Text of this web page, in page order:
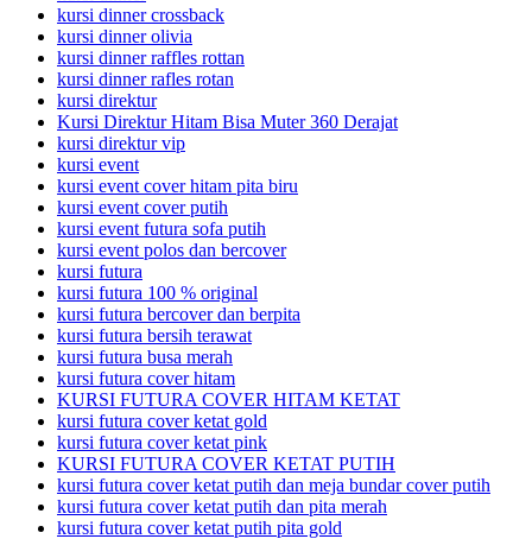
kursi dinner crossback
kursi dinner olivia
kursi dinner raffles rottan
kursi dinner rafles rotan
kursi direktur
Kursi Direktur Hitam Bisa Muter 360 Derajat
kursi direktur vip
kursi event
kursi event cover hitam pita biru
kursi event cover putih
kursi event futura sofa putih
kursi event polos dan bercover
kursi futura
kursi futura 100 % original
kursi futura bercover dan berpita
kursi futura bersih terawat
kursi futura busa merah
kursi futura cover hitam
KURSI FUTURA COVER HITAM KETAT
kursi futura cover ketat gold
kursi futura cover ketat pink
KURSI FUTURA COVER KETAT PUTIH
kursi futura cover ketat putih dan meja bundar cover putih
kursi futura cover ketat putih dan pita merah
kursi futura cover ketat putih pita gold